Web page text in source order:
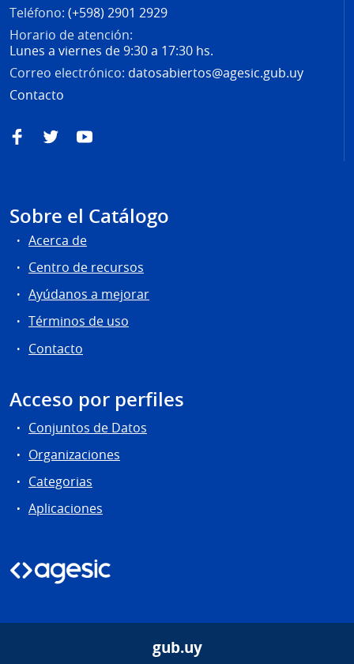
Teléfono: (+598) 2901 2929
Horario de atención:
Lunes a viernes de 9:30 a 17:30 hs.
Correo electrónico: datosabiertos@agesic.gub.uy
Contacto
FacebookTwitterYouTube
Sobre el Catálogo
Acerca de
Centro de recursos
Ayúdanos a mejorar
Términos de uso
Contacto
Acceso por perfiles
Conjuntos de Datos
Organizaciones
Categorias
Aplicaciones
gub.uy